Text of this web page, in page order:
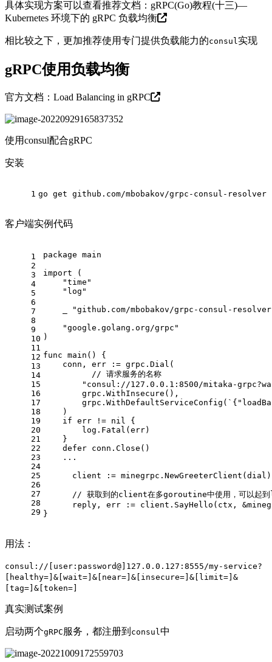
具体实现方案可以查看推荐文档： gRPC(Go)教程(十三)—
Kubernetes 环境下的 gRPC 负载均衡
相比较之下，更加推荐使用专门提供负载能力的consul实现
gRPC使用负载均衡
官方文档： Load Balancing in gRPC
使用consul配合gRPC
安装
1 go get github.com/mbobakov/grpc-consul-resolver
客户端实例代码
1
2
3
4
5
6
7
8
9
10
11
12
13
14
15
16
17
18
19
20
21
22
23
24
25
26
27
28
29
package main
import (
"time"
"log"
"github.com/mbobakov/grpc-consul-
"google.golang.org/grpc"
)
func main ()
{
    conn, err := grpc.Dial(
// 请求服务的名称
"consul://127.0.0.1:8500/mitaka-
        grpc.WithInsecure(),
        grpc.WithDefaultServiceConfig(
    )
if err != nil {
        log.Fatal(err)
    }
defer conn.Close()
    ...
      client := minegrpc.NewGreeterClient(dial)
// 获取到的client在多goroutine中使用，可以起到
reply, err := client.SayHello(ctx,
}
用法：
consul://[user:password@]127.0.0.127:8555/my-service?
[healthy=]&[wait=]&[near=]&[insecure=]&[limit=]&
[tag=]&[token=]
真实测试案例
启动两个gRPC 服务，都注册到 consul中